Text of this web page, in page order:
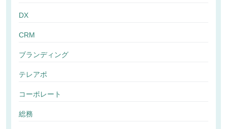
DX
CRM
ブランディング
テレアポ
コーポレート
総務